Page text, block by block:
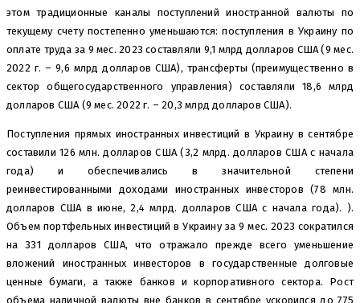
этом традиционные каналы поступлений иностранной валюты по
текущему счету постепенно уменьшаются: поступления в Украину по
оплате труда за 9 мес. 2023 составляли 9,1 млрд долларов США (9 мес.
2022 г. – 9,6 млрд долларов США), трансферты (преимущественно в
сектор общегосударственного управления) составляли 18,6 млрд
долларов США (9 мес. 2022 г. – 20,3 млрд долларов США).
Поступления прямых иностранных инвестиций в Украину в сентябре
составили 126 млн. долларов США (3,2 млрд. долларов США с начала
года) и обеспечивались в значительной степени
реинвестированными доходами иностранных инвесторов (78 млн.
долларов США в июне, 2,4 млрд. долларов США с начала года). ).
Объем портфельных инвестиций в Украину за 9 мес. 2023 сократился
на 331 долларов США, что отражало прежде всего уменьшение
вложений иностранных инвесторов в государственные долговые
ценные бумаги, а также банков и корпоративного сектора. Рост
объема наличной валюты вне банков в сентябре ускорился до 775